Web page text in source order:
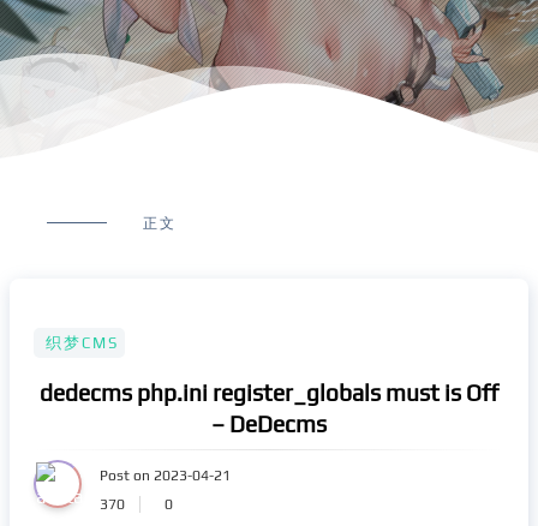
正文
织梦CMS
dedecms php.ini register_globals must is Off
– DeDecms
Post on 2023-04-21
370
0